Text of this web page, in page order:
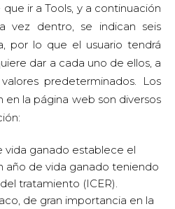
ir a Tools, y a continuación
vez dentro, se indican seis
por lo que el usuario tendrá
dar a cada uno de ellos, a
predeterminados. Los
la página web son diversos
vida ganado establece el
año de vida ganado teniendo
tratamiento (ICER).
de gran importancia en la